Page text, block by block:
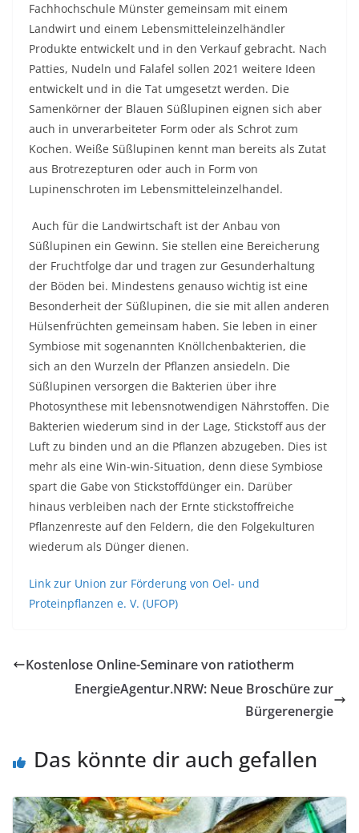
Fachhochschule Münster gemeinsam mit einem
Landwirt und einem Lebensmitteleinzelhändler
Produkte entwickelt und in den Verkauf gebracht. Nach
Patties, Nudeln und Falafel sollen 2021 weitere Ideen
entwickelt und in die Tat umgesetzt werden. Die
Samenkörner der Blauen Süßlupinen eignen sich aber
auch in unverarbeiteter Form oder als Schrot zum
Kochen. Weiße Süßlupinen kennt man bereits als Zutat
aus Brotrezepturen oder auch in Form von
Lupinenschroten im Lebensmitteleinzelhandel.
Auch für die Landwirtschaft ist der Anbau von
Süßlupinen ein Gewinn. Sie stellen eine Bereicherung
der Fruchtfolge dar und tragen zur Gesunderhaltung
der Böden bei. Mindestens genauso wichtig ist eine
Besonderheit der Süßlupinen, die sie mit allen anderen
Hülsenfrüchten gemeinsam haben. Sie leben in einer
Symbiose mit sogenannten Knöllchenbakterien, die
sich an den Wurzeln der Pflanzen ansiedeln. Die
Süßlupinen versorgen die Bakterien über ihre
Photosynthese mit lebensnotwendigen Nährstoffen. Die
Bakterien wiederum sind in der Lage, Stickstoff aus der
Luft zu binden und an die Pflanzen abzugeben. Dies ist
mehr als eine Win-win-Situation, denn diese Symbiose
spart die Gabe von Stickstoffdünger ein. Darüber
hinaus verbleiben nach der Ernte stickstoffreiche
Pflanzenreste auf den Feldern, die den Folgekulturen
wiederum als Dünger dienen.
Link zur Union zur Förderung von Oel- und
Proteinpflanzen e. V. (UFOP)
Kostenlose Online-Seminare von ratiotherm
EnergieAgentur.NRW: Neue Broschüre zur
Bürgerenergie
Das könnte dir auch gefallen